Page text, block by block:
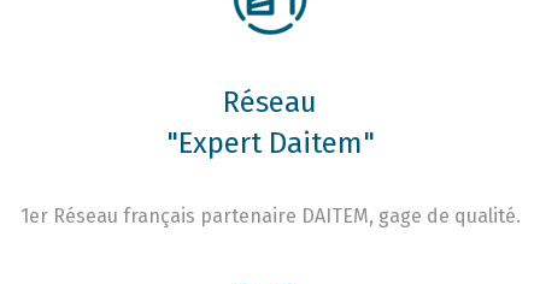
Réseau
"Expert Daitem"
1er Réseau français partenaire DAITEM, gage de qualité.